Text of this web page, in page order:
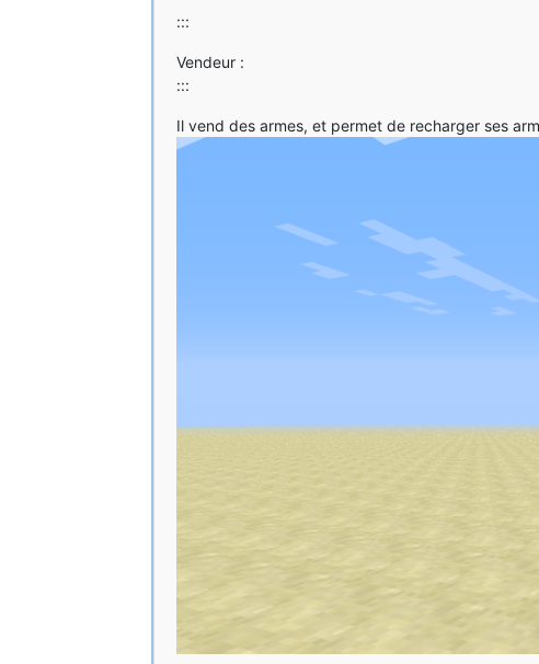
:::
Vendeur :
:::
Il vend des armes, et permet de recharger ses